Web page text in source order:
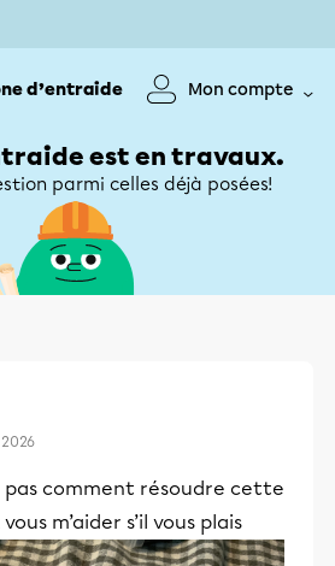
d’entraide Mon compte
est en travaux.
parmi celles déjà posées!
pas comment résoudre cette
m’aider s’il vous plais